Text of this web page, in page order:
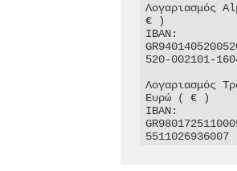
Λογαριασμός
€ )
IBAN:
520-002101-
Λογαριασμός
Ευρώ ( € )
IBAN:
5511026936007